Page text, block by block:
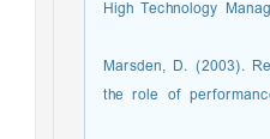
High Technology
• Marsden, D. (2003).
the role of